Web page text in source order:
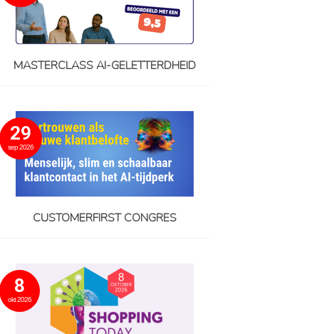
MASTERCLASS AI-GELETTERDHEID
29
sep 2026
CUSTOMERFIRST CONGRES
8
okt 2026